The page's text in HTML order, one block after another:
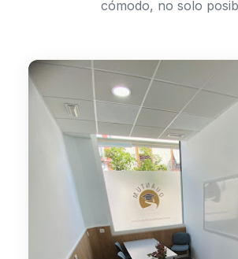
cómodo, no solo